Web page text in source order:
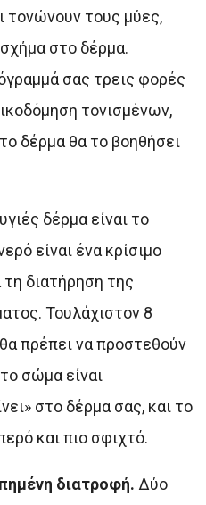
τονώνουν τους μύες,
στο δέρμα.
σας τρεις φορές
τονισμένων,
δέρμα θα το βοηθήσει
δέρμα είναι το
είναι ένα κρίσιμο
διατήρηση της
Τουλάχιστον 8
πρέπει να προστεθούν
σώμα είναι
στο δέρμα σας, και το
και πιο σφιχτό.
διατροφή. Δύο